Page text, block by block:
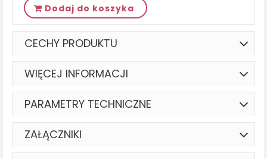
Dodaj do koszyka
CECHY PRODUKTU
WIĘCEJ INFORMACJI
PARAMETRY TECHNICZNE
ZAŁĄCZNIKI